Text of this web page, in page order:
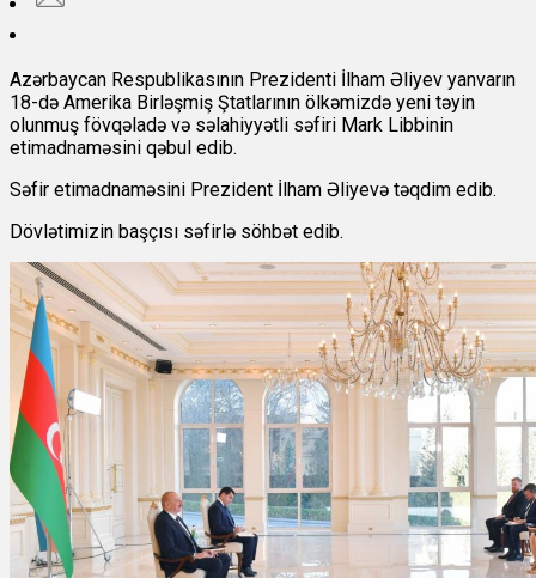
Azərbaycan Respublikasının Prezidenti İlham Əliyev yanvarın
18-də Amerika Birləşmiş Ştatlarının ölkəmizdə yeni təyin
olunmuş fövqəladə və səlahiyyətli səfiri Mark Libbinin
etimadnaməsini qəbul edib.
Səfir etimadnaməsini Prezident İlham Əliyevə təqdim edib.
Dövlətimizin başçısı səfirlə söhbət edib.